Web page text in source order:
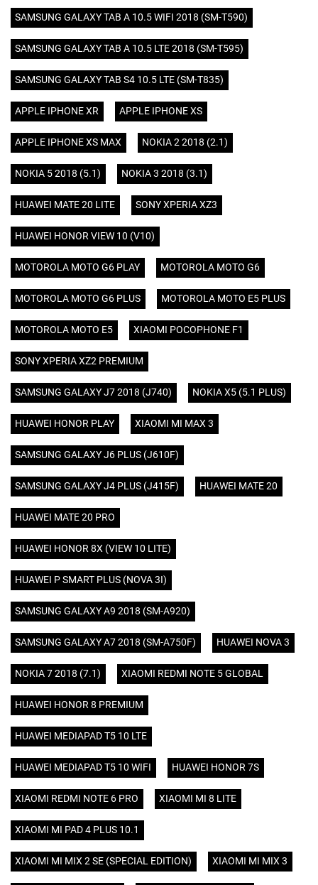
SAMSUNG GALAXY TAB A 10.5 WIFI 2018 (SM-T590)
SAMSUNG GALAXY TAB A 10.5 LTE 2018 (SM-T595)
SAMSUNG GALAXY TAB S4 10.5 LTE (SM-T835)
APPLE IPHONE XR APPLE IPHONE XS
APPLE IPHONE XS MAX NOKIA 2 2018 (2.1)
NOKIA 5 2018 (5.1) NOKIA 3 2018 (3.1)
HUAWEI MATE 20 LITE SONY XPERIA XZ3
HUAWEI HONOR VIEW 10 (V10)
MOTOROLA MOTO G6 PLAY MOTOROLA MOTO G6
MOTOROLA MOTO G6 PLUS MOTOROLA MOTO E5 PLUS
MOTOROLA MOTO E5 XIAOMI POCOPHONE F1
SONY XPERIA XZ2 PREMIUM
SAMSUNG GALAXY J7 2018 (J740) NOKIA X5 (5.1 PLUS)
HUAWEI HONOR PLAY XIAOMI MI MAX 3
SAMSUNG GALAXY J6 PLUS (J610F)
SAMSUNG GALAXY J4 PLUS (J415F) HUAWEI MATE 20
HUAWEI MATE 20 PRO
HUAWEI HONOR 8X (VIEW 10 LITE)
HUAWEI P SMART PLUS (NOVA 3I)
SAMSUNG GALAXY A9 2018 (SM-A920)
SAMSUNG GALAXY A7 2018 (SM-A750F) HUAWEI NOVA 3
NOKIA 7 2018 (7.1) XIAOMI REDMI NOTE 5 GLOBAL
HUAWEI HONOR 8 PREMIUM
HUAWEI MEDIAPAD T5 10 LTE
HUAWEI MEDIAPAD T5 10 WIFI HUAWEI HONOR 7S
XIAOMI REDMI NOTE 6 PRO XIAOMI MI 8 LITE
XIAOMI MI PAD 4 PLUS 10.1
XIAOMI MI MIX 2 SE (SPECIAL EDITION) XIAOMI MI MIX 3